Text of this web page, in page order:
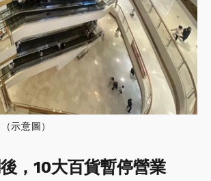
示意圖）
，10大百貨暫停營業